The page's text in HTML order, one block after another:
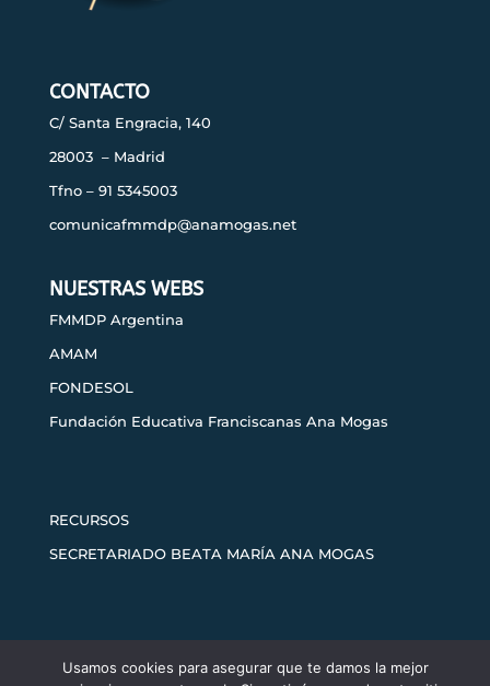
CONTACTO
C/ Santa Engracia, 140
28003 – Madrid
Tfno – 91 5345003
comunicafmmdp@anamogas.net
NUESTRAS WEBS
FMMDP Argentina
AMAM
FONDESOL
Fundación Educativa Franciscanas Ana Mogas
RECURSOS
SECRETARIADO BEATA MARÍA ANA MOGAS
Usamos cookies para asegurar que te damos la mejor